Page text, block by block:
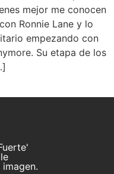
mejor me conocen
Ronnie Lane y lo
empezando con
Su etapa de los